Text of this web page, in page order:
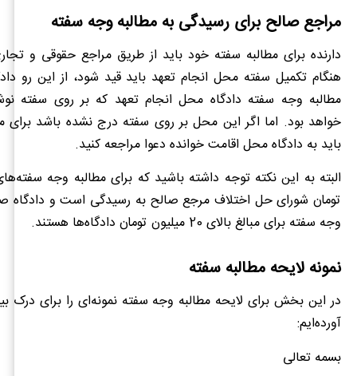
مراجع صالح برای رسیدگی به مطالبه وجه سفته
دارنده برای مطالبه سفته خود باید از طریق مراجع حقوقی و
هنگام تکمیل سفته محل انجام تعهد باید قید شود، از این رو
مطالبه وجه سفته دادگاه محل انجام تعهد که بر روی سفته
خواهد بود. اما اگر این محل بر روی سفته درج نشده باشد برای
باید به دادگاه محل اقامت خوانده دعوا مراجعه کنید.
تومان شورای حل اختلاف مرجع صالح به رسیدگی است و دادگاه
وجه سفته برای مبالغ بالای 20 میلیون تومان دادگاه‌ها هستند.
نمونه لایحه مطالبه سفته
در این بخش برای لایحه مطالبه وجه سفته نمونه‌ای را برای درک
آورده‌ایم:
بسمه تعالی